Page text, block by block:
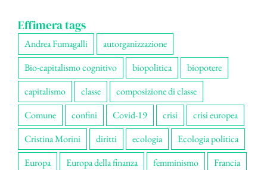
Effimera tags
Andrea Fumagalli
autorganizzazione
Bio-capitalismo cognitivo
biopolitica
biopotere
capitalismo
classe
composizione di classe
Comune
confini Covid-19 crisi
crisi europea
Cristina Morini
diritti ecologia
Ecologia politica
Europa
Europa della finanza femminismo
Francia